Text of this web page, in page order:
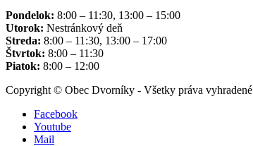
Pondelok: 8:00 – 11:30, 13:00 – 15:00
Utorok: Nestránkový deň
Streda: 8:00 – 11:30, 13:00 – 17:00
Štvrtok: 8:00 – 11:30
Piatok: 8:00 – 12:00
Copyright © Obec Dvorníky - Všetky práva vyhradené
Facebook
Youtube
Mail